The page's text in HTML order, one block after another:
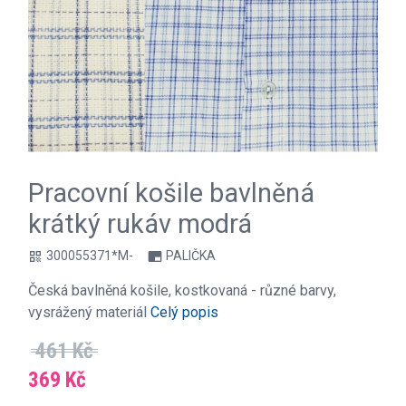
Pracovní košile bavlněná
krátký rukáv modrá
qr_code 300055371*M- branding_watermark PALIČKA
Česká bavlněná košile, kostkovaná - různé barvy,
vysrážený materiál Celý popis
461 Kč
369 Kč